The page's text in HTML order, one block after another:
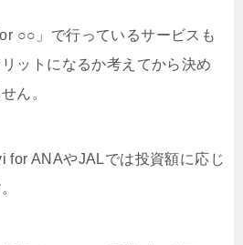
○○」で行っているサービスも
ットになるか考えてから決め
ん。
for ANAやJALでは投資額に応じ